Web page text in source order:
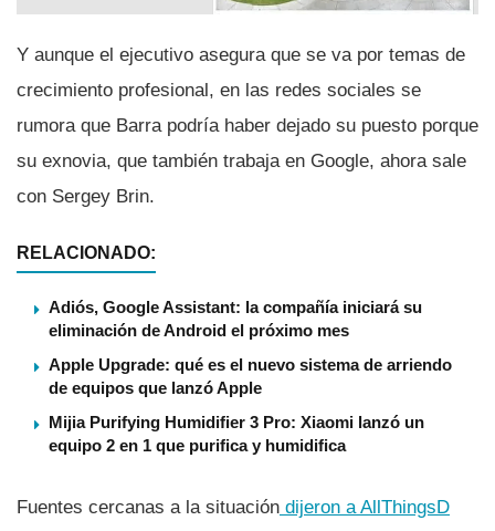
Y aunque el ejecutivo asegura que se va por temas de
crecimiento profesional, en las redes sociales se
rumora que Barra podrí­a haber dejado su puesto porque
su exnovia, que también trabaja en Google, ahora sale
con Sergey Brin.
RELACIONADO:
Adiós, Google Assistant: la compañía iniciará su
eliminación de Android el próximo mes
Apple Upgrade: qué es el nuevo sistema de arriendo
de equipos que lanzó Apple
Mijia Purifying Humidifier 3 Pro: Xiaomi lanzó un
equipo 2 en 1 que purifica y humidifica
Fuentes cercanas a la situación dijeron a AllThingsD